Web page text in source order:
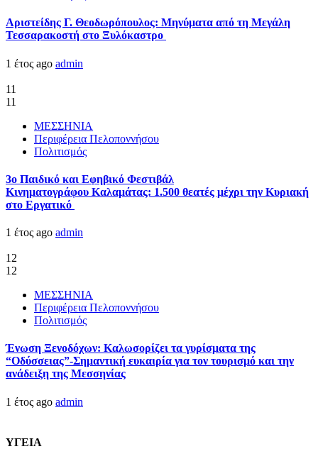
Αριστείδης Γ. Θεοδωρόπουλος: Μηνύματα από τη Μεγάλη
Τεσσαρακοστή στο Ξυλόκαστρο
1 έτος ago admin
11
11
ΜΕΣΣΗΝΙΑ
Περιφέρεια Πελοποννήσου
Πολιτισμός
3ο Παιδικό και Εφηβικό Φεστιβάλ
Κινηματογράφου Καλαμάτας: 1.500 θεατές μέχρι την Κυριακή
στο Εργατικό
1 έτος ago admin
12
12
ΜΕΣΣΗΝΙΑ
Περιφέρεια Πελοποννήσου
Πολιτισμός
Ένωση Ξενοδόχων: Καλωσορίζει τα γυρίσματα της
“Οδύσσειας”-Σημαντική ευκαιρία για τον τουρισμό και την
ανάδειξη της Μεσσηνίας
1 έτος ago admin
ΥΓΕΙΑ